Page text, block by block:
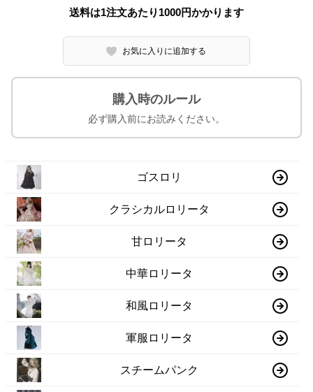
送料は1注文あたり 1000円かかります
お気に入りに追加する
購入時のルール
必ず購入前にお読みください。
ゴスロリ
クラシカルロリータ
甘ロリータ
中華ロリータ
和風ロリータ
軍服ロリータ
スチームパンク